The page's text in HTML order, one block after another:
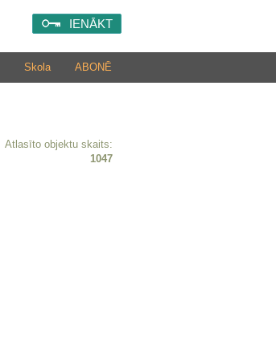
IENĀKT
ABONĒ
Skola
Atlasīto objektu skaits:
1047